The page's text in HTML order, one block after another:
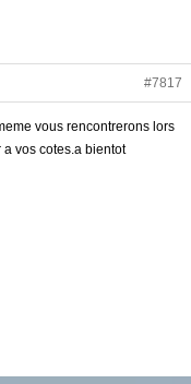
#7817
vous rencontrerons lors
vos cotes.a bientot